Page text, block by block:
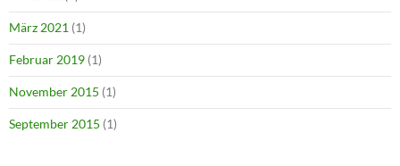
März 2021 (1)
Februar 2019 (1)
November 2015 (1)
September 2015 (1)